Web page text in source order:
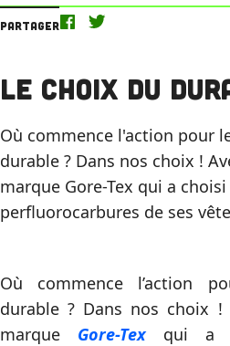
Partager
Le choix du
Où commence l'action pour
durable ? Dans nos choix !
marque Gore-Tex qui a
perfluorocarbures de ses
Où commence l’action
durable ? Dans nos choix
marque Gore-Texqui a